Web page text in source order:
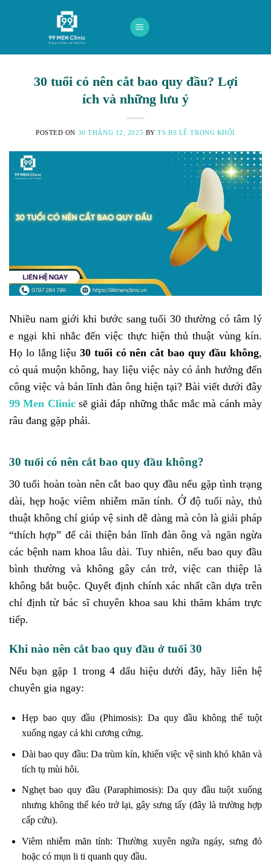
30 tuổi có nên cắt bao quy đầu? Lợi
ích và những lưu ý
POSTED ON 30 THÁNG 12, 2025 BYTS.BS LÊ TRỌNG KHÔI
Nhiều nam giới khi bước sang tuổi 30 thường có tâm lý
e ngại khi nhắc đến việc thực hiện thủ thuật vùng kín.
Họ lo lắng liệu 30 tuổi có nên cắt bao quy đầu không,
có quá muộn không, hay liệu việc này có ảnh hưởng đến
công việc và bản lĩnh đàn ông hiện tại? Bài viết dưới đây
99 Men Clinicsẽ giải đáp những thắc mắc mà cánh mày
râu đang gặp phải.
30 tuổi có nên cắt bao quy đầu không?
30 tuổi hoàn toàn nên cắt bao quy đầu nếu gặp tình trạng
dài, hẹp hoặc viêm nhiễm mãn tính. Ở độ tuổi này, thủ
thuật không chỉ giúp vệ sinh dễ dàng mà còn là giải pháp
“thích hợp” để cải thiện bản lĩnh đàn ông và ngăn ngừa
các bệnh nam khoa lâu dài. Tuy nhiên, nếu bao quy đầu
bình thường và không gây cản trở, việc can thiệp là
không bắt buộc. Quyết định chính xác nhất cần dựa trên
chỉ định từ bác sĩ chuyên khoa sau khi thăm khám trực
tiếp.
Khi nào nên cắt bao quy đầu ở tuổi 30
Nếu bạn gặp 1 trong 4 dấu hiệu dưới đây, hãy liên hệ
chuyên gia ngay:
Hẹp bao quy đầu (Phimosis): Da quy đầu không thể tuột
xuống ngay cả khi cương cứng.
Dài bao quy đầu: Da trùm kín, khiến việc vệ sinh khó khăn và
tích tụ mùi hôi.
Nghẹt bao quy đầu (Paraphimosis): Da quy đầu tuột xuống
nhưng không thể kéo trở lại, gây sưng tấy (đây là trường hợp
cấp cứu).
Viêm nhiễm mãn tính: Thường xuyên ngứa ngáy, sưng đỏ
hoặc có mụn li ti quanh quy đầu.